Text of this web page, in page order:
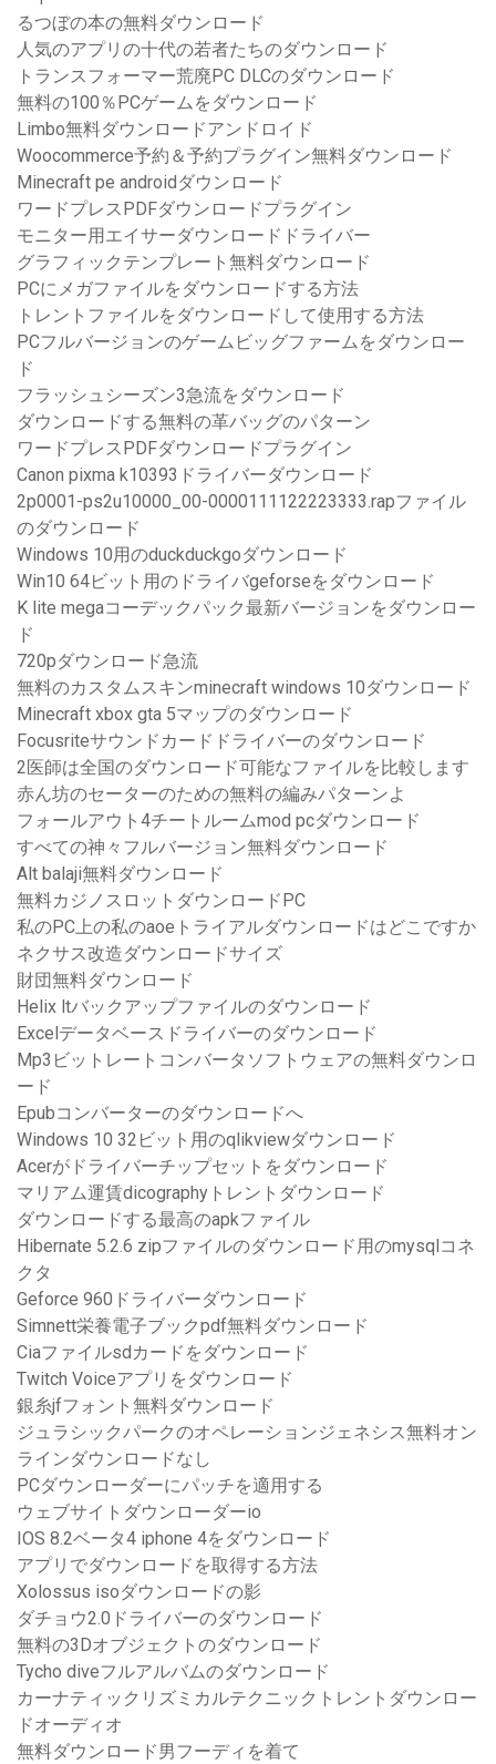
るつぼの本の無料ダウンロード
人気のアプリの十代の若者たちのダウンロード
トランスフォーマー荒廃PC DLCのダウンロード
無料の100％PCゲームをダウンロード
Limbo無料ダウンロードアンドロイド
Woocommerce予約＆予約プラグイン無料ダウンロード
Minecraft pe androidダウンロード
ワードプレスPDFダウンロードプラグイン
モニター用エイサーダウンロードドライバー
グラフィックテンプレート無料ダウンロード
PCにメガファイルをダウンロードする方法
トレントファイルをダウンロードして使用する方法
PCフルバージョンのゲームビッグファームをダウンロー
ド
フラッシュシーズン3急流をダウンロード
ダウンロードする無料の革バッグのパターン
ワードプレスPDFダウンロードプラグイン
Canon pixma k10393ドライバーダウンロード
2p0001-ps2u10000_00-0000111122223333.rapファイル
のダウンロード
Windows 10用のduckduckgoダウンロード
Win10 64ビット用のドライバgeforseをダウンロード
K lite megaコーデックパック最新バージョンをダウンロー
ド
720pダウンロード急流
無料のカスタムスキンminecraft windows 10ダウンロード
Minecraft xbox gta 5マップのダウンロード
Focusriteサウンドカードドライバーのダウンロード
2医師は全国のダウンロード可能なファイルを比較します
赤ん坊のセーターのための無料の編みパターンよ
フォールアウト4チートルームmod pcダウンロード
すべての神々フルバージョン無料ダウンロード
Alt balaji無料ダウンロード
無料カジノスロットダウンロードPC
私のPC上の私のaoeトライアルダウンロードはどこですか
ネクサス改造ダウンロードサイズ
財団無料ダウンロード
Helix ltバックアップファイルのダウンロード
Excelデータベースドライバーのダウンロード
Mp3ビットレートコンバータソフトウェアの無料ダウンロ
ード
Epubコンバーターのダウンロードへ
Windows 10 32ビット用のqlikviewダウンロード
Acerがドライバーチップセットをダウンロード
マリアム運賃dicographyトレントダウンロード
ダウンロードする最高のapkファイル
Hibernate 5.2.6 zipファイルのダウンロード用のmysqlコネ
クタ
Geforce 960ドライバーダウンロード
Simnett栄養電子ブックpdf無料ダウンロード
Ciaファイルsdカードをダウンロード
Twitch Voiceアプリをダウンロード
銀糸jfフォント無料ダウンロード
ジュラシックパークのオペレーションジェネシス無料オン
ラインダウンロードなし
PCダウンローダーにパッチを適用する
ウェブサイトダウンローダーio
IOS 8.2ベータ4 iphone 4をダウンロード
アプリでダウンロードを取得する方法
Xolossus isoダウンロードの影
ダチョウ2.0ドライバーのダウンロード
無料の3Dオブジェクトのダウンロード
Tycho diveフルアルバムのダウンロード
カーナティックリズミカルテクニックトレントダウンロー
ドオーディオ
無料ダウンロード男フーディを着て